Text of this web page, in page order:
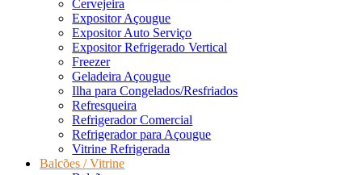
Cervejeira
Expositor Açougue
Expositor Auto Serviço
Expositor Refrigerado Vertical
Freezer
Geladeira Açougue
Ilha para Congelados/Resfriados
Refresqueira
Refrigerador Comercial
Refrigerador para Açougue
Vitrine Refrigerada
Balcões / Vitrine